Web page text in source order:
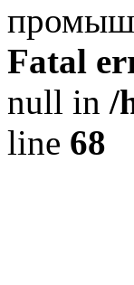
Fatal
null in /
line 68